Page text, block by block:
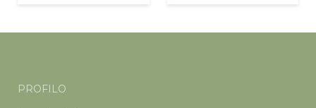
PROFILO